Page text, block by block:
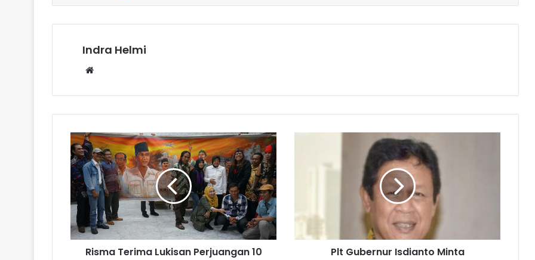
Indra Helmi
Risma Terima Lukisan Perjuangan 10
Plt Gubernur Isdianto Minta